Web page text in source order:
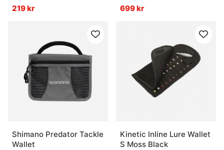
219 kr
699 kr
Shimano Predator Tackle
Wallet
Kinetic Inline Lure Wallet
S Moss Black